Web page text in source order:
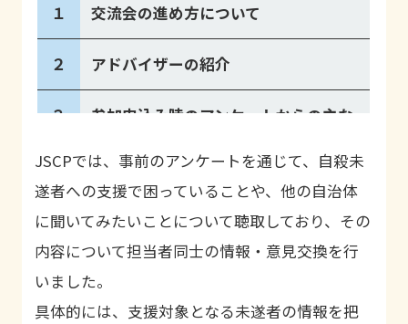
１ 交流会の進め方について
２ アドバイザーの紹介
３
参加申込み時のアンケートからの主な
４ 自傷・自殺未遂レジストリについて
５
令和６年度自殺未遂者に対する地域に
おける包括的モデル事業について
JSCPでは、事前のアンケートを通じて、自殺未
遂者への支援で困っていることや、他の自治体
に聞いてみたいことについて聴取しており、その
内容について担当者同士の情報・意見交換を行
いました。
具体的には、支援対象となる未遂者の情報を把